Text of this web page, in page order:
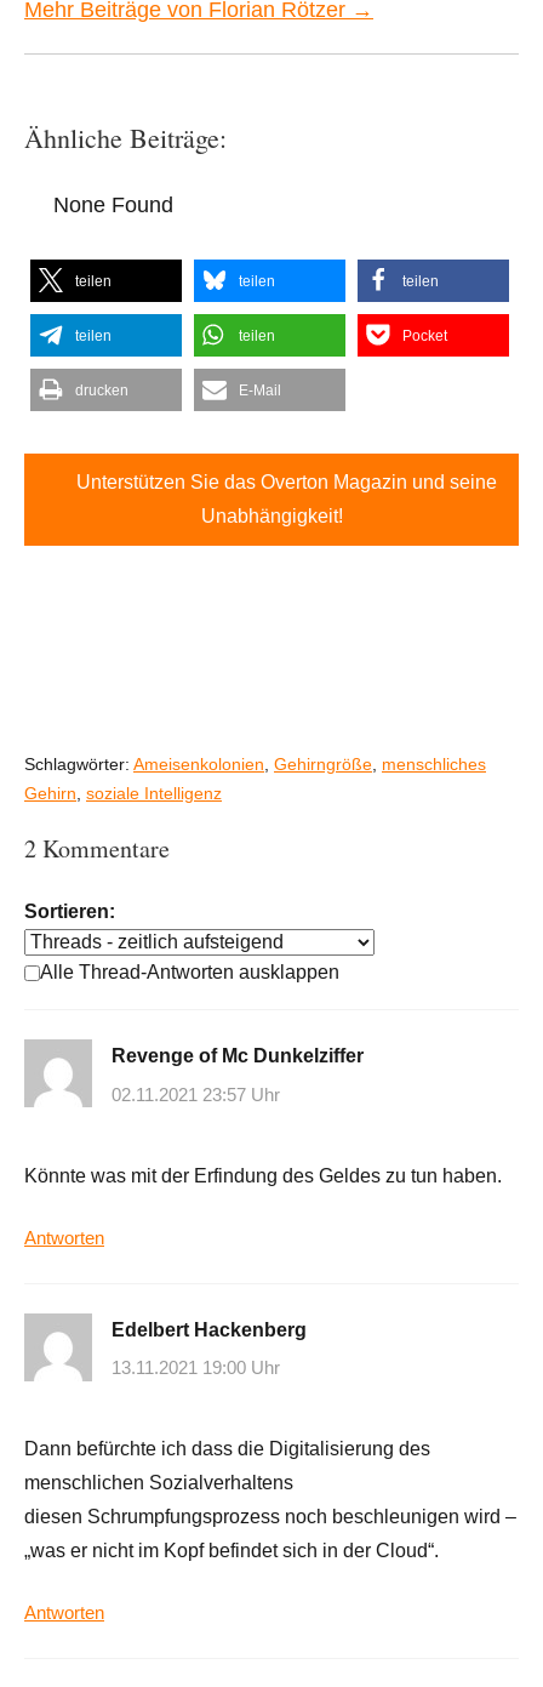
Mehr Beiträge von Florian Rötzer →
Ähnliche Beiträge:
None Found
teilen teilen teilen
teilen teilen Pocket
drucken E-Mail
Unterstützen Sie das Overton Magazin und seine
Unabhängigkeit!
Schlagwörter: Ameisenkolonien, Gehirngröße, menschliches
Gehirn, soziale Intelligenz
2 Kommentare
Sortieren:
Alle Thread-Antworten ausklappen
Revenge of Mc Dunkelziffer
02.11.2021 23:57 Uhr
Könnte was mit der Erfindung des Geldes zu tun haben.
Antworten
Edelbert Hackenberg
13.11.2021 19:00 Uhr
Dann befürchte ich dass die Digitalisierung des
menschlichen Sozialverhaltens
diesen Schrumpfungsprozess noch beschleunigen wird –
„was er nicht im Kopf befindet sich in der Cloud“.
Antworten